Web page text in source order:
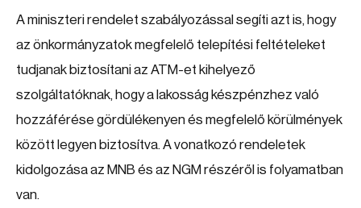
A miniszteri rendelet szabályozással segíti azt is, hogy
az önkormányzatok megfelelő telepítési feltételeket
tudjanak biztosítani az ATM-et kihelyező
szolgáltatóknak, hogy a lakosság készpénzhez való
hozzáférése gördülékenyen és megfelelő körülmények
között legyen biztosítva. A vonatkozó rendeletek
kidolgozása az MNB és az NGM részéről is folyamatban
van.